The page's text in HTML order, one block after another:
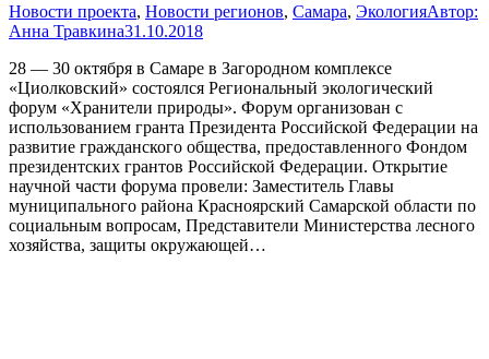
Новости проекта, Новости регионов, Самара, ЭкологияАвтор:
Анна Травкина31.10.2018
28 — 30 октября в Самаре в Загородном комплексе
«Циолковский» состоялся Региональный экологический
форум «Хранители природы». Форум организован с
использованием гранта Президента Российской Федерации на
развитие гражданского общества, предоставленного Фондом
президентских грантов Российской Федерации. Открытие
научной части форума провели: Заместитель Главы
муниципального района Красноярский Самарской области по
социальным вопросам, Представители Министерства лесного
хозяйства, защиты окружающей…